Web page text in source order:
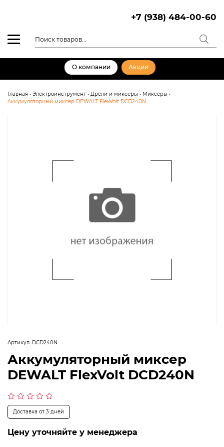
+7 (938) 484-00-60
товаров
О компании Акции
Главная • Электроинструмент • Дрели и миксеры • Миксеры •
Аккумуляторный миксер DEWALT FlexVolt DCD240N
Артикул: DCD240N
Аккумуляторный миксер
DEWALT FlexVolt DCD240N
Оценка
из
Доставка от 3 дней
Цену уточняйте у менеджера